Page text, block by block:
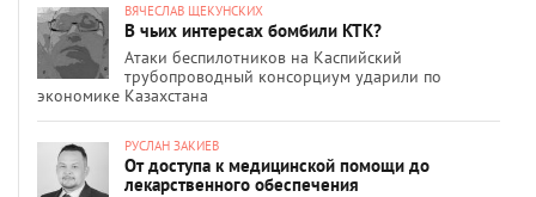
ВЯЧЕСЛАВ ЩЕКУНСКИХ
В чьих интересах бомбили КТК?
Атаки беспилотников на Каспийский
трубопроводный консорциум ударили по
экономике Казахстана
РУСЛАН ЗАКИЕВ
От доступа к медицинской помощи до
лекарственного обеспечения